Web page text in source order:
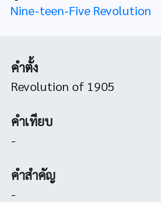
Nine-teen-Five Revolution
คำตั้ง
Revolution of 1905
คำเทียบ
-
คำสำคัญ
-